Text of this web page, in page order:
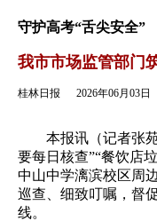
返回
守护高考“舌尖安全”
我市市场监管部门
桂林日报 2026年06月03日
本报讯（记者张苑
要每日核查”“餐饮店
中山中学漓滨校区周
巡查、细致叮嘱，督
线。